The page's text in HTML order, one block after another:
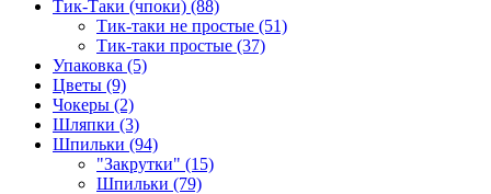
Тик-Таки (чпоки) (88)
Тик-таки не простые (51)
Тик-таки простые (37)
Упаковка (5)
Цветы (9)
Чокеры (2)
Шляпки (3)
Шпильки (94)
"Закрутки" (15)
Шпильки (79)